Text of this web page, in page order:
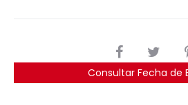
Consultar Fecha de
COMPARTIR